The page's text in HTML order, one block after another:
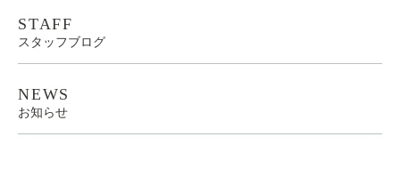
STAFF
スタッフブログ
NEWS
お知らせ